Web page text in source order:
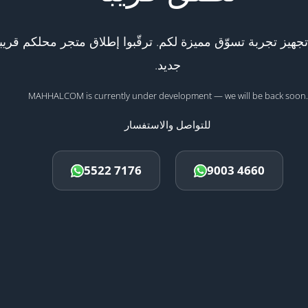
تجربة تسوّق مميزة لكم. ترقّبوا إطلاق متجر محلكم
جديد.
MAHHALCOM is currently under development — we will be back soon.
للتواصل والاستفسار
5522 7176 9003 4660